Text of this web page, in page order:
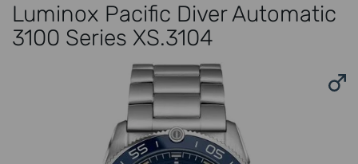
Luminox Pacific Diver Automatic
3100 Series XS.3104